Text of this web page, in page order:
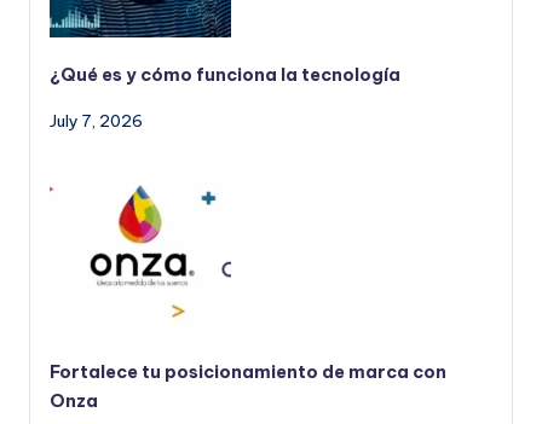
¿Qué es y cómo funciona la tecnología
July 7, 2026
Fortalece tu posicionamiento de marca con
Onza